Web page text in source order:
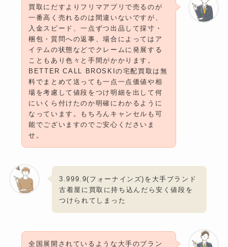
買取にだすよりフリマアプリで売るのが
一番高く売れるのは間違いないですが、
入金スピード、一点ずつ出品して採寸・
梱包・質問への返事、場合によってはア
イテムの状態などでクレームに発展する
こともあり色々と手間がかかります。
BETTER CALL BROSKIの宅配買取は無
料でまとめて送っても一点一点価値や相
場を考慮して値段をつけ明細を出して何
にいくら付けたのか明確にわかるように
なっています。もちろんキャンセルも可
能でございますのでご安心くださいま
せ。
3.999.9(フォーナインズ)を大手ブランド
古着屋に買取に持ち込んだら安く値段を
つけられてしまった
全国展開されているような大手のブラン